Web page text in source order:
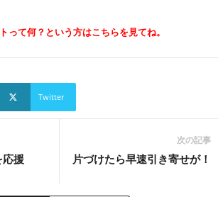
って何？という方はこちらを見てね。
Twitter
応援
次の記事
片づけたら早速引き寄せが！